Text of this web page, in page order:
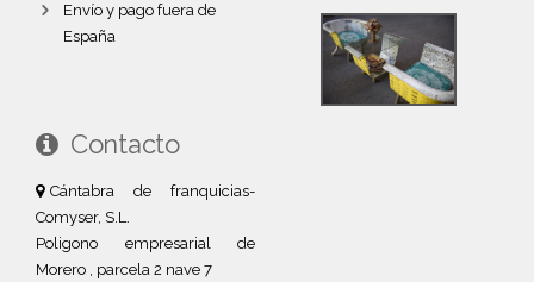
Envío y pago fuera de
España
Contacto
Cántabra de franquicias-
Comyser, S.L.
Poligono empresarial de
Morero , parcela 2 nave 7